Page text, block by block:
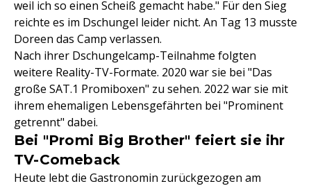
weil ich so einen Scheiß gemacht habe." Für den Sieg
reichte es im Dschungel leider nicht. An Tag 13 musste
Doreen das Camp verlassen.
Nach ihrer Dschungelcamp-Teilnahme folgten
weitere Reality-TV-Formate. 2020 war sie bei "Das
große SAT.1 Promiboxen" zu sehen. 2022 war sie mit
ihrem ehemaligen Lebensgefährten bei "Prominent
getrennt" dabei.
Bei "Promi Big Brother" feiert sie ihr
TV-Comeback
Heute lebt die Gastronomin zurückgezogen am